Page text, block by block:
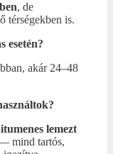
, de
térségekben is.
esetén?
akár 24–48
lemezt
mind tartós,